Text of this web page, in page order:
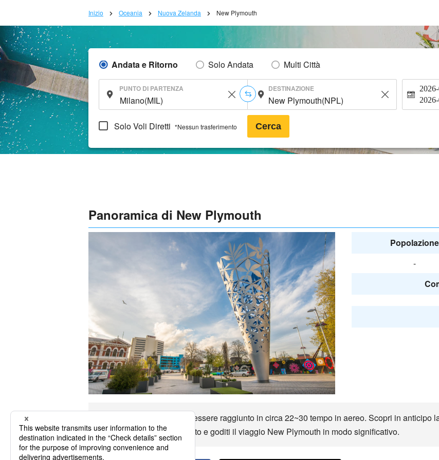
Inizio Oceania Nuova Zelanda New Plymouth
Andata e Ritorno Solo Andata Multi Città
PUNTO DI PARTENZA DESTINAZIONE
Solo Voli Diretti *Nessun trasferimento Cerca
Panoramica di New Plymouth
Popolazione
-
Fino a New Plymouth può essere raggiunto in circa 22~30 tempo in aereo. Scopri in
principali opzioni di trasporto e goditi il viaggio New Plymouth in modo significativo.